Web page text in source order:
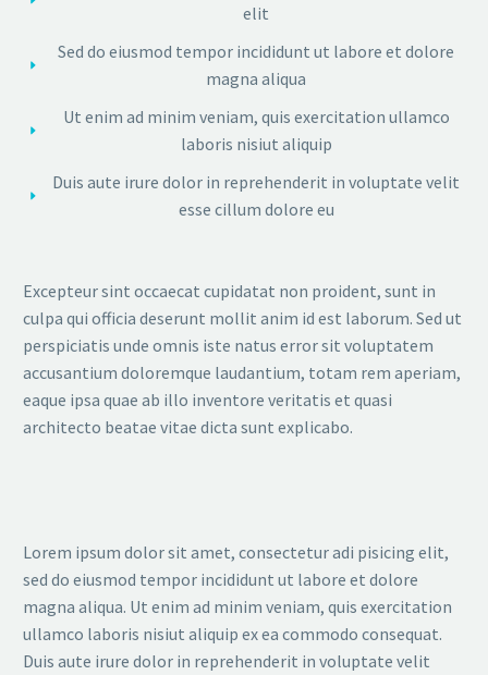
elit
Sed do eiusmod tempor incididunt ut labore et dolore
magna aliqua
Ut enim ad minim veniam, quis exercitation ullamco
laboris nisiut aliquip
Duis aute irure dolor in reprehenderit in voluptate velit
esse cillum dolore eu
Excepteur sint occaecat cupidatat non proident, sunt in
culpa qui officia deserunt mollit anim id est laborum. Sed ut
perspiciatis unde omnis iste natus error sit voluptatem
accusantium doloremque laudantium, totam rem aperiam,
eaque ipsa quae ab illo inventore veritatis et quasi
architecto beatae vitae dicta sunt explicabo.
Lorem ipsum dolor sit amet, consectetur adi pisicing elit,
sed do eiusmod tempor incididunt ut labore et dolore
magna aliqua. Ut enim ad minim veniam, quis exercitation
ullamco laboris nisiut aliquip ex ea commodo consequat.
Duis aute irure dolor in reprehenderit in voluptate velit